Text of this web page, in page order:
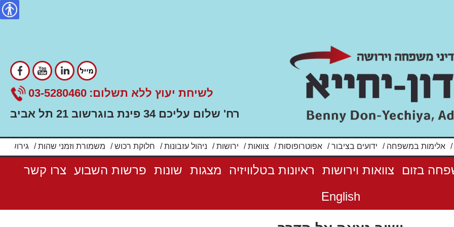
לשיחת יעוץ ללא תשלום: 03-5280460
רח' שלום עליכם 34 פינת בוגרשוב 21 תל אביב
/ אלימות במשפחה / ידועים בציבור/ אפוטרופוסות/ צוואות/ ירושות/ ניהול עזבונות/ חלוקת רכוש/ משמורת וזמני שהות/ גירושין
בזום צוואות וירושות ראיונות בטלוויזיה מצגות שונות פרשות השבוע צרו קשר
English